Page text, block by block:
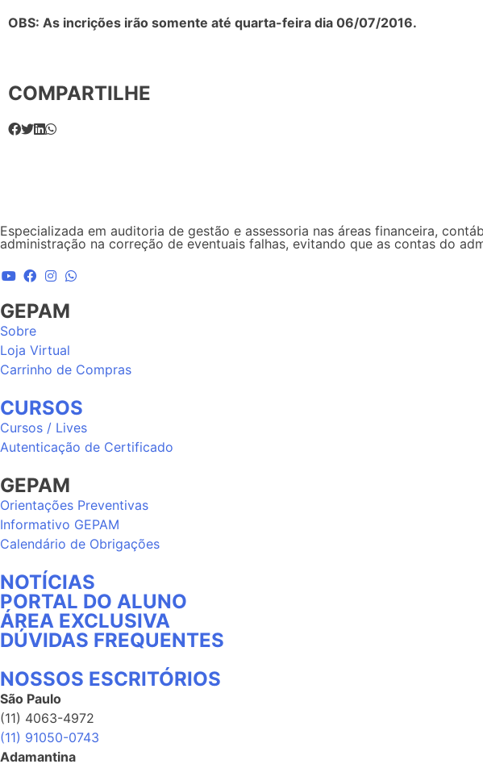
OBS: As incrições irão somente até quarta-feira dia 06/07/2016.
COMPARTILHE
Especializada em auditoria de gestão e assessoria nas áreas financeira,
administração na correção de eventuais falhas, evitando que as contas do
GEPAM
Sobre
Loja Virtual
Carrinho de Compras
CURSOS
Cursos / Lives
Autenticação de Certificado
GEPAM
Orientações Preventivas
Informativo GEPAM
Calendário de Obrigações
NOTÍCIAS
PORTAL DO ALUNO
ÁREA EXCLUSIVA
DÚVIDAS FREQUENTES
NOSSOS ESCRITÓRIOS
São Paulo
(11) 4063-4972
(11) 91050-0743
Adamantina